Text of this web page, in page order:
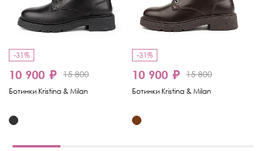
-31%
10 900 ₽ 15 800
Ботинки Kristina & Milan
-31%
10 900 ₽ 15 800
Ботинки Kristina & Milan